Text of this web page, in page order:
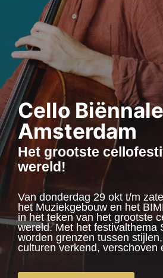
Cello Biënnale
Amsterdam
Het grootste
wereld!
Van donderdag 29 okt t/m
het Muziekgebouw en het
in het teken van het grootste
wereld. Met het festivalthema
worden grenzen tussen
culturen verkend, verschoven